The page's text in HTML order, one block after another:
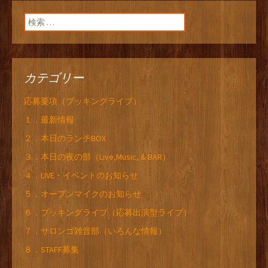
ン
検索:
カテゴリー
応募要項（ブッキングライブ）
１．最新情報
２．本日のランチBOX
３．本日の夜の部（Live,Music, & BAR）
４．LIVE・イベントのお知らせ
５．オープンマイクのお知らせ
６．ブッキングライブ（応募出演型ライブ）
７．サロンゴ雑音部（いろんな情報）
８．STAFF募集